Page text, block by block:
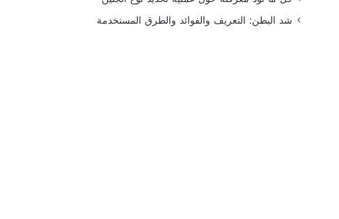
شد البطن: التعريف والفوائد والطرق المستخدمة